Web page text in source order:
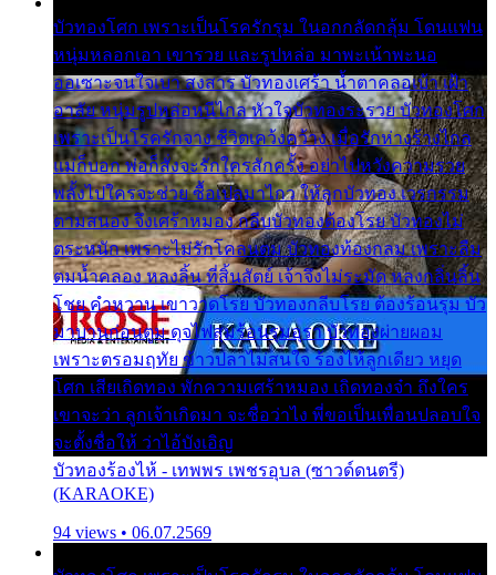
บัวทองโศก เพราะเป็นโรครักรุม ในอกกลัดกลุ้ม โดนแฟน
หนุ่มหลอกเอา เขารวย และรูปหล่อ มาพะเน้าพะนอ
ออเซาะจนใจเบา สงสาร บัวทองเศร้า น้ำตาคลอเบ้า เฝ้า
อาลัย หนุ่มรูปหล่อหนีไกล หัวใจบัวทองระรวย บัวทองโศก
เพราะเป็นโรครักจาง ชีวิตเคว้งคว้าง เมื่อรักห่างร้างไกล
แม่ก็บอก พ่อก็สั่งจะรักใครสักครั้ง อย่าไปหวังความรวย
พลั้งไปใครจะช่วย ซื้อเปลมาไกว ให้ลูกบัวทอง เวรกรรม
ตามสนอง จึงเศร้าหมอง กลีบบัวทองต้องโรย บัวทองไม่
ตระหนัก เพราะไม่รักโคลนตม บัวทองท้องกลม เพราะลืม
ตมน้ำคลอง หลงลิ้น ที่สิ้นสัตย์ เจ้าจึงไม่ระมัด หลงกลิ่นลิ้น
โชย คำหวาน เขาวาดโรย บัวทองกลีบโรย ต้องร้อนรุม บัว
มาบานก่อนตูม ดุจไฟสุมร้อนรุมอุรา บัวทองผ่ายผอม
เพราะตรอมฤทัย ข้าวปลาไม่สนใจ ร้องไห้ลูกเดียว หยุด
โศก เสียเถิดทอง พักความเศร้าหมอง เถิดทองจ๋า ถึงใคร
เขาจะว่า ลูกเจ้าเกิดมา จะชื่อว่าไง พี่ขอเป็นเพื่อนปลอบใจ
จะตั้งชื่อให้ ว่าไอ้บังเอิญ
บัวทองร้องไห้ - เทพพร เพชรอุบล (ซาวด์ดนตรี)
(KARAOKE)
94 views • 06.07.2569